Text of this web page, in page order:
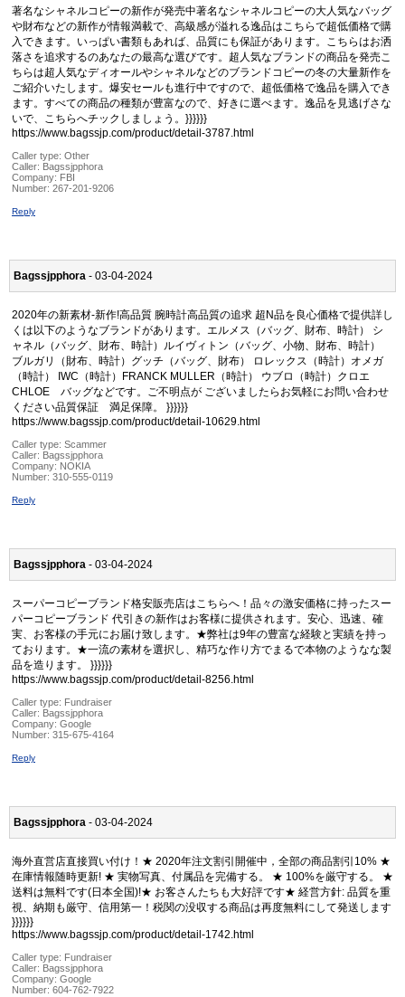
著名なシャネルコピーの新作が発売中著名なシャネルコピーの大人気なバッグ
や財布などの新作が情報満載で、高級感が溢れる逸品はこちらで超低価格で購
入できます。いっぱい書類もあれば、品質にも保証があります。こちらはお洒
落さを追求するのあなたの最高な選びです。超人気なブランドの商品を発売こ
ちらは超人気なディオールやシャネルなどのブランドコピーの冬の大量新作を
ご紹介いたします。爆安セールも進行中ですので、超低価格で逸品を購入でき
ます。すべての商品の種類が豊富なので、好きに選べます。逸品を見逃げさな
いで、こちらへチックしましょう。}}}}}}
https://www.bagssjp.com/product/detail-3787.html
Caller type: Other
Caller: Bagssjpphora
Company: FBI
Number: 267-201-9206
Reply
Bagssjpphora - 03-04-2024
2020年の新素材-新作!高品質 腕時計高品質の追求 超N品を良心価格で提供詳し
くは以下のようなブランドがあります。エルメス（バッグ、財布、時計） シ
ャネル（バッグ、財布、時計）ルイヴィトン（バッグ、小物、財布、時計）
ブルガリ（財布、時計）グッチ（バッグ、財布） ロレックス（時計）オメガ
（時計） IWC（時計）FRANCK MULLER（時計） ウブロ（時計）クロエ
CHLOE バッグなどです。ご不明点が ございましたらお気軽にお問い合わせ
ください品質保証 満足保障。 }}}}}}
https://www.bagssjp.com/product/detail-10629.html
Caller type: Scammer
Caller: Bagssjpphora
Company: NOKIA
Number: 310-555-0119
Reply
Bagssjpphora - 03-04-2024
スーパーコピーブランド格安販売店はこちらへ！品々の激安価格に持ったスー
パーコピーブランド 代引きの新作はお客様に提供されます。安心、迅速、確
実、お客様の手元にお届け致します。★弊社は9年の豊富な経験と実績を持っ
ております。★一流の素材を選択し、精巧な作り方でまるで本物のようなな製
品を造ります。 }}}}}}
https://www.bagssjp.com/product/detail-8256.html
Caller type: Fundraiser
Caller: Bagssjpphora
Company: Google
Number: 315-675-4164
Reply
Bagssjpphora - 03-04-2024
海外直営店直接買い付け！★ 2020年注文割引開催中，全部の商品割引10% ★
在庫情報随時更新! ★ 実物写真、付属品を完備する。 ★ 100%を厳守する。 ★
送料は無料です(日本全国)!★ お客さんたちも大好評です★ 経営方針: 品質を重
視、納期も厳守、信用第一！税関の没収する商品は再度無料にして発送します
}}}}}}
https://www.bagssjp.com/product/detail-1742.html
Caller type: Fundraiser
Caller: Bagssjpphora
Company: Google
Number: 604-762-7922